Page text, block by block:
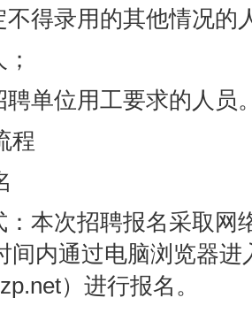
不得录用的其他情况的
聘单位用工要求的人员
程
：本次招聘报名采取网
间内通过电脑浏览器进
）进行报名。